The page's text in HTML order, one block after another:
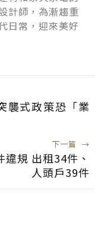
計師，為漸趨重
日常，迎來美好
襲式政策恐「業
下一篇 →
規 出租34件、
人頭戶39件